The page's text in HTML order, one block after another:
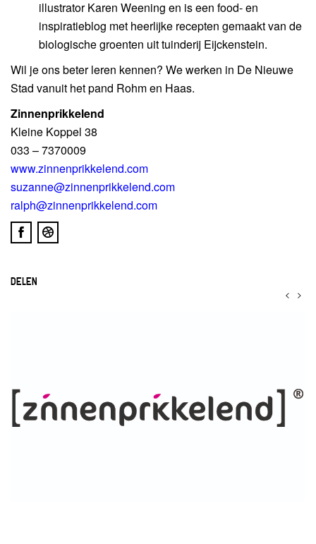
illustrator Karen Weening en is een food- en
inspiratieblog met heerlijke recepten gemaakt van de
biologische groenten uit tuinderij Eijckenstein.
Wil je ons beter leren kennen? We werken in De Nieuwe
Stad vanuit het pand Rohm en Haas.
Zinnenprikkelend
Kleine Koppel 38
033 – 7370009
www.zinnenprikkelend.com
suzanne@zinnenprikkelend.com
ralph@zinnenprikkelend.com
DELEN
< >